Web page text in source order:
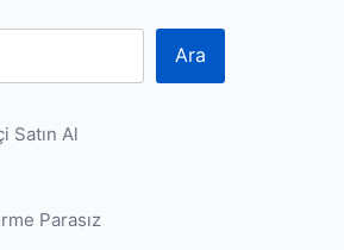
Ara
Satın Al
Parasız